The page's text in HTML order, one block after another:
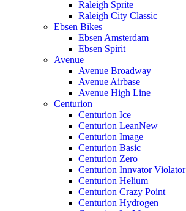
Raleigh Sprite
Raleigh City Classic
Ebsen Bikes
Ebsen Amsterdam
Ebsen Spirit
Avenue
Avenue Broadway
Avenue Airbase
Avenue High Line
Centurion
Centurion Ice
Centurion LeanNew
Centurion Image
Centurion Basic
Centurion Zero
Centurion Innvator Violator
Centurion Helium
Centurion Crazy Point
Centurion Hydrogen